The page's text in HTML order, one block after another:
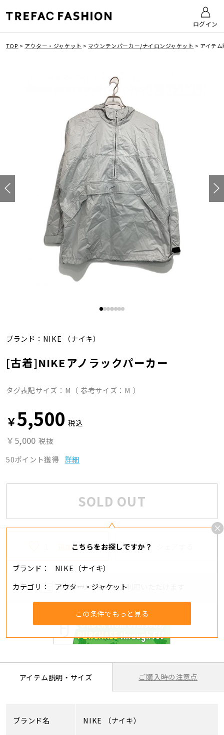
ログイン
TOP > アウター・ジャケット > マウンテンパーカー/ナイロンジャケット > アイテ
ブランド： NIKE （ナイキ）
[古着]NIKEアノラックパーカー
タグ表記サイズ：M（ 参考サイズ：M ）
￥5,500 税込
￥5,000 税抜
50ポイント獲得
詳細
SOLD OUT
こちらをお探しですか？
ブランド
NIKE（ナイキ）
カテゴリ
アウター・ジャケット
この条件でもっと見る
追加する
分割・リボ払いもご利用いただけます
アイテム説明・サイズ ご購入時の注意点
ブランド名 NIKE （ナイキ）